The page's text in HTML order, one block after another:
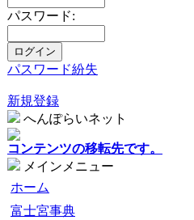
パスワード:
パスワード紛失
新規登録
へんぽらいネット
コンテンツの移転先です。
メインメニュー
ホーム
富士宮事典